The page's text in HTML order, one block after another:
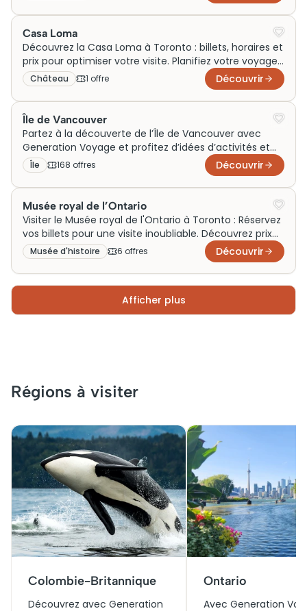
Casa Loma
Découvrez la Casa Loma à Toronto : billets, horaires et
prix pour optimiser votre visite. Planifiez votre voyage
dès maintenant !
Château 1 offre Découvrir
Île de Vancouver
Partez à la découverte de l’Île de Vancouver avec
Generation Voyage et profitez d’idées d’activités et
de sorties à vivre en famille, en couple ou le temps
d’un week-end. Entre visites nature, expériences
maritimes et étapes incontournables autour de cette
île canadienne, trouvez l’inspiration idéale pour
enrichir votre voyage.
Île 168 offres Découvrir
Musée royal de l’Ontario
Visiter le Musée royal de l'Ontario à Toronto : Réservez
vos billets pour une visite inoubliable. Découvrez prix
et horaires dès maintenant !
Musée d'histoire 6 offres Découvrir
Afficher plus
Régions à visiter
Colombie-Britannique
Découvrez avec Generation
Ontario
Avec Generation